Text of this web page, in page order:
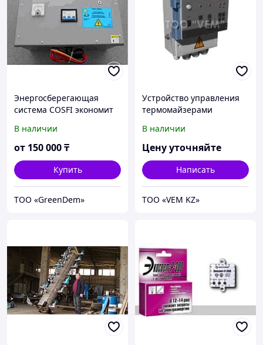
Энергосберегающая
система COSFI экономит
В наличии
от 150 000₸
Купить
ТОО «GreenDem»
Устройство управления
термомайзерами
В наличии
Цену уточняйте
Написать
ТОО «VEM KZ»